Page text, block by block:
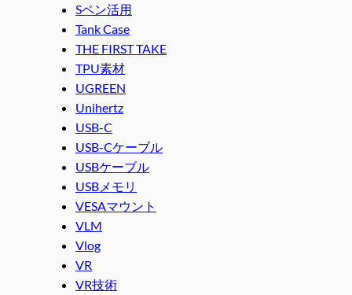
Sペン活用
Tank Case
THE FIRST TAKE
TPU素材
UGREEN
Unihertz
USB-C
USB-Cケーブル
USBケーブル
USBメモリ
VESAマウント
VLM
Vlog
VR
VR技術